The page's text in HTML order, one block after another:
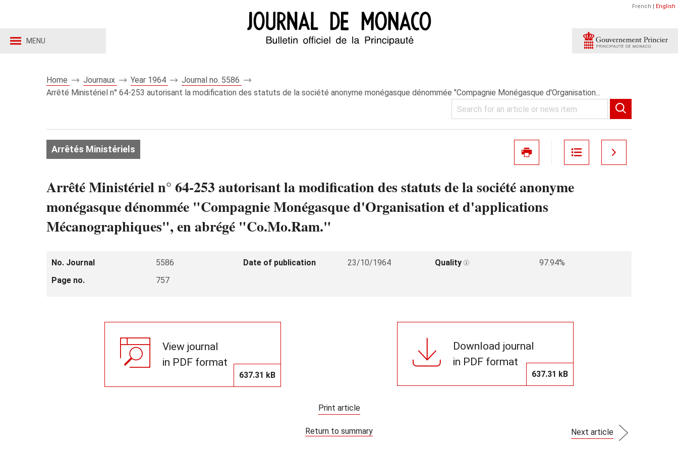
MENU
French | English
Home Journaux Year 1964
Journal no. 5586
Arrêté Ministériel n° 64-253 autorisant la modification des statuts de la société anonyme monégasque dénommée "Compagnie Monégasque d'Organisation...
Arrêtés Ministériels
Arrêté Ministériel n° 64-253 autorisant la modification des statuts de la société anonyme
monégasque dénommée "Compagnie Monégasque d'Organisation et d'applications
Mécanographiques", en abrégé "Co.Mo.Ram."
No. Journal 5586 Date of publication 23/10/1964 Quality
97.94%
Page no.
757
View journal
in PDF format
637.31 kB
Download journal
in PDF format
637.31 kB
Print article
Return to summary Next article